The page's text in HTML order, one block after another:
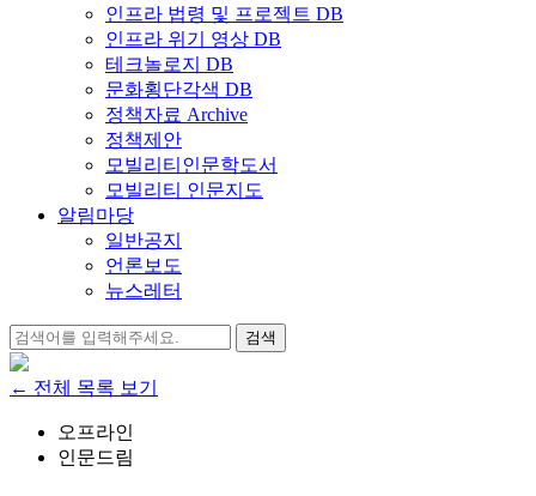
인프라 법령 및 프로젝트 DB
인프라 위기 영상 DB
테크놀로지 DB
문화횡단각색 DB
정책자료 Archive
정책제안
모빌리티인문학도서
모빌리티 인문지도
알림마당
일반공지
언론보도
뉴스레터
검
색:
← 전체 목록 보기
오프라인
인문드림